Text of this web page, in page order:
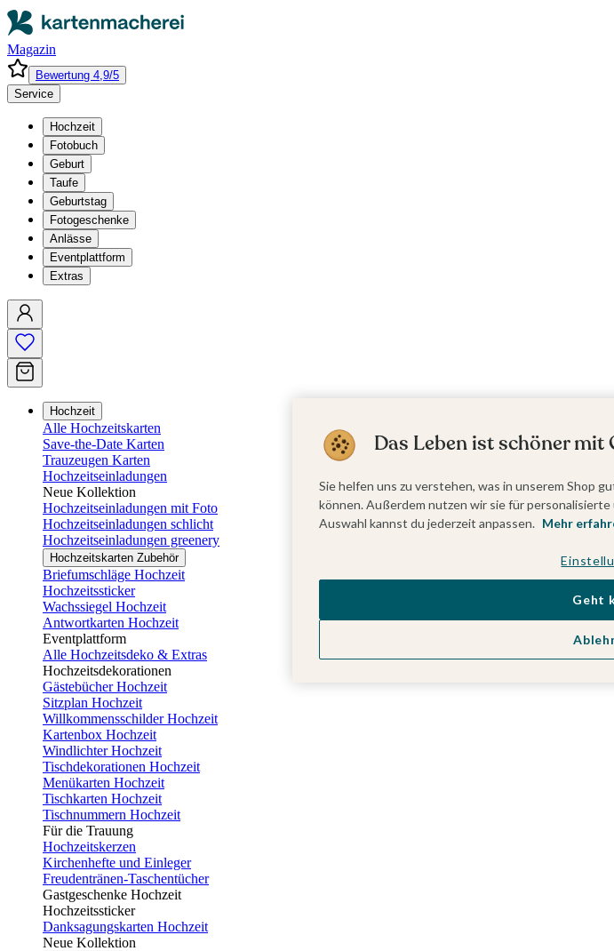
Magazin
Bewertung 4,9/5
Service
Hochzeit
Fotobuch
Geburt
Taufe
Geburtstag
Fotogeschenke
Anlässe
Eventplattform
Extras
Hochzeit
Alle Hochzeitskarten
Save-the-Date Karten
Trauzeugen Karten
Hochzeitseinladungen
Neue Kollektion
Hochzeitseinladungen mit Foto
Hochzeitseinladungen schlicht
Hochzeitseinladungen greenery
Hochzeitskarten Zubehör
Briefumschläge Hochzeit
Hochzeitssticker
Wachssiegel Hochzeit
Antwortkarten Hochzeit
Eventplattform
Alle Hochzeitsdeko & Extras
Hochzeitsdekorationen
Gästebücher Hochzeit
Sitzplan Hochzeit
Willkommensschilder Hochzeit
Kartenbox Hochzeit
Windlichter Hochzeit
Tischdekorationen Hochzeit
Menükarten Hochzeit
Tischkarten Hochzeit
Tischnummern Hochzeit
Für die Trauung
Hochzeitskerzen
Kirchenhefte und Einleger
Freudentränen-Taschentücher
Gastgeschenke Hochzeit
Hochzeitssticker
Danksagungskarten Hochzeit
Neue Kollektion
Das Leben ist schöner mit
Sie helfen uns zu verstehen, was in unserem Shop
können. Außerdem nutzen wir sie für
Auswahl kannst du jederzeit anpassen. Mehr
Geht